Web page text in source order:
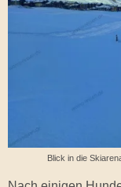
Blick in die